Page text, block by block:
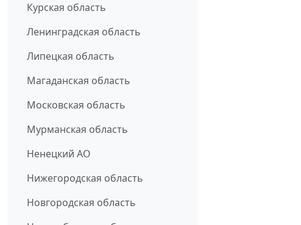
Курская область
Ленинградская область
Липецкая область
Магаданская область
Московская область
Мурманская область
Ненецкий АО
Нижегородская область
Новгородская область